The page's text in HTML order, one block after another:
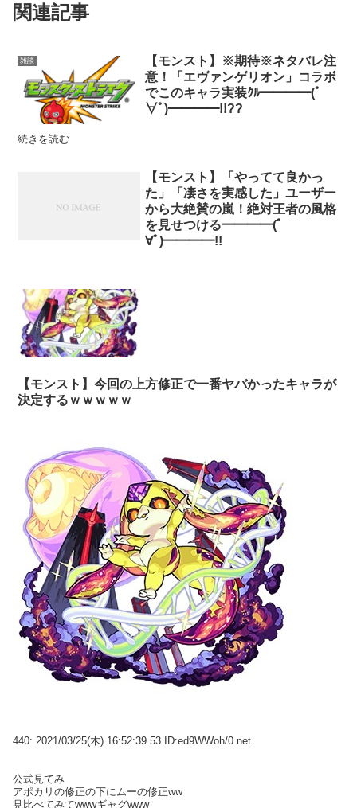
関連記事
雑談
【モンスト】※期待※ネタバレ注
意！「エヴァンゲリオン」コラボ
でこのキャラ実装ｸﾙ━━━━(ﾟ
∀ﾟ)━━━━!!??
続きを読む
【モンスト】「やってて良かっ
た」「凄さを実感した」ユーザー
から大絶賛の嵐！絶対王者の風格
を見せつける━━━━(ﾟ
∀ﾟ)━━━━!!
【モンスト】今回の上方修正で一番ヤバかったキャラが
決定するｗｗｗｗｗ
440: 2021/03/25(木) 16:52:39.53 ID:ed9WWoh/0.net
公式見てみ
アポカリの修正の下にムーの修正ww
見比べてみてwwwギャグwww